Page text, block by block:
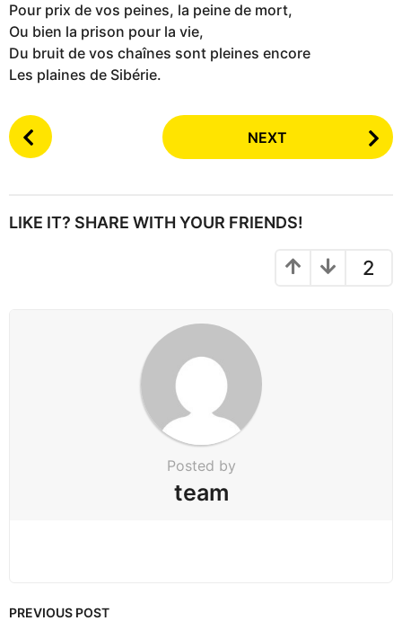
Pour prix de vos peines, la peine de mort,
Ou bien la prison pour la vie,
Du bruit de vos chaînes sont pleines encore
Les plaines de Sibérie.
P
o
P
NEXT
LIKE IT? SHARE WITH YOUR FRIENDS!
2
Posted by
team
PREVIOUS POST